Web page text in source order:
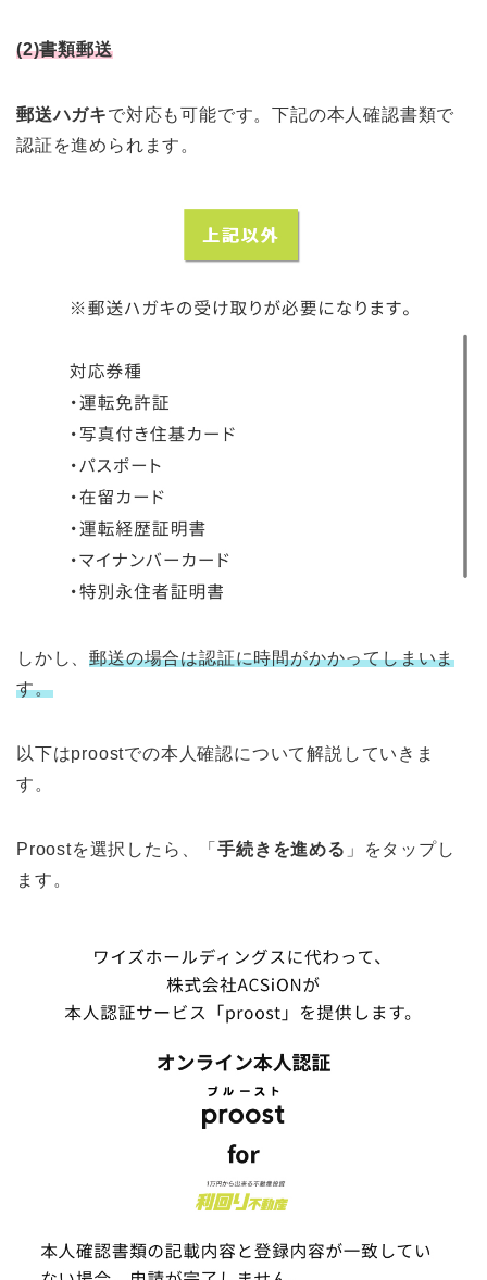
(2)書類郵送
郵送ハガキで対応も可能です。下記の本人確認書類で
認証を進められます。
しかし、郵送の場合は認証に時間がかかってしまいま
す。
以下はproostでの本人確認について解説していきま
す。
Proostを選択したら、「手続きを進める 」をタップし
ます。